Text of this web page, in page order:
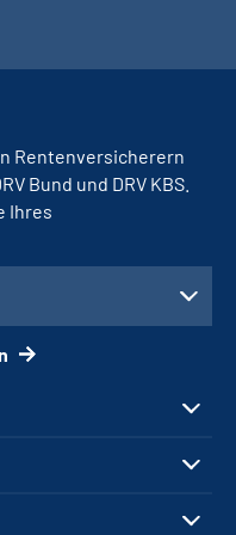
Rentenversicherern
Bund und DRV KBS.
Ihres